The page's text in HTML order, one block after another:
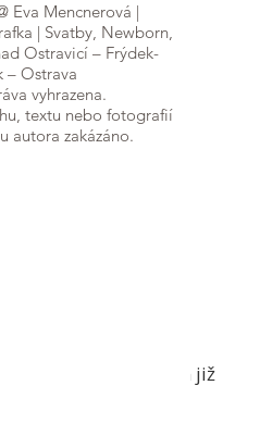
Eva Mencnerová |
| Svatby, Newborn,
Ostravicí – Frýdek-
– Ostrava
vyhrazena.
textu nebo fotografií
autora zakázáno.
a nic vám již